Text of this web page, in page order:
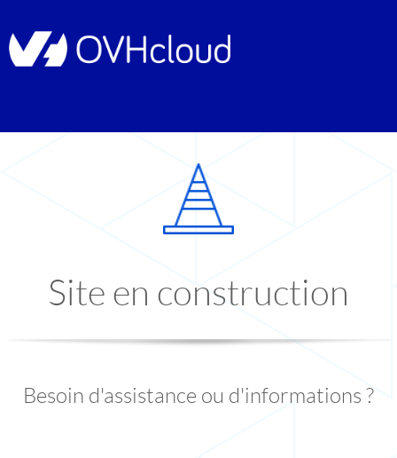
Site en construction
Besoin d'assistance ou d'informations ?